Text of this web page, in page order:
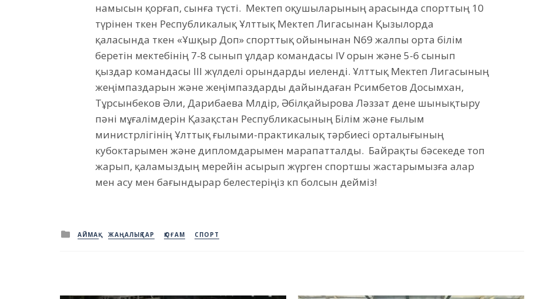
намысын қорғап, сынға түсті. Мектеп оқушыларының арасында спорттың 10
түрінен өткен Республикалық Ұлттық Мектеп Лигасынан Қызылорда
қаласында өткен «Ұшқыр Доп» спорттық ойынынан N69 жалпы орта білім
беретін мектебінің 7-8 сынып ұлдар командасы IV орын және 5-6 сынып
қыздар командасы III жүлделі орындарды иеленді. Ұлттық Мектеп Лигасының
жеңімпаздарын және жеңімпаздарды дайындаған Рсимбетов Досымхан,
Тұрсынбеков Әли, Дарибаева Мөлдір, Әбілқайырова Ләззат дене шынықтыру
пәні мұғалімдерін Қазақстан Республикасының Білім және ғылым
министрлігінің Ұлттық ғылыми-практикалық тәрбиесі орталығының
кубоктарымен және дипломдарымен марапатталды. Байрақты бәсекеде топ
жарып, қаламыздың мерейін асырып жүрген спортшы жастарымызға алар
мен асу мен бағындырар белестеріңіз көп болсын дейміз!
Posted
in
АЙМАҚ ЖАҢАЛЫҚТАР ҚОҒАМ СПОРТ